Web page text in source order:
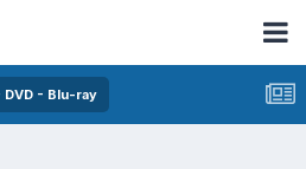
DVD - Blu-ray